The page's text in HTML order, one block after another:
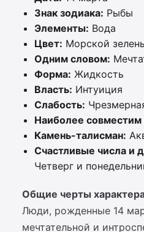
Знак зодиака: Рыбы
Элементы: Вода
Цвет: Морской
Одним словом:
Форма: Жидкость
Власть: Интуиция
Слабость:
Наиболее совместим
Камень-талисман:
Счастливые числа и
Четверг и
Общие черты
Люди, рожденные 14
мечтательной и